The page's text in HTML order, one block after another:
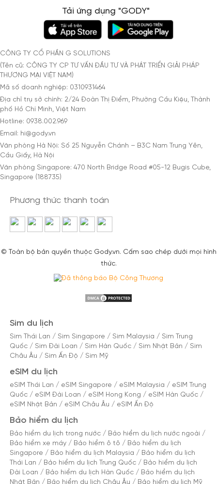
Tải ứng dụng "GODY"
CÔNG TY CỔ PHẦN G SOLUTIONS
(Tên cũ: CÔNG TY CP TƯ VẤN ĐẦU TƯ VÀ PHÁT TRIỂN GIẢI PHÁP
THƯƠNG MẠI VIỆT NAM)
Mã số doanh nghiệp: 0310931464
Địa chỉ trụ sở chính: 2/24 Đoàn Thị Điểm, Phường Cầu Kiệu, Thành
phố Hồ Chí Minh, Việt Nam
Hotline: 0938.002.969
Email: hi@gody.vn
Văn phòng Hà Nội: Số 25 Nguyễn Chánh – B3C Nam Trung Yên,
Cầu Giấy, Hà Nội
Văn phòng Singapore: 470 North Bridge Road #05-12 Bugis Cube,
Singapore (188735)
Phương thức thanh toán
© Toàn bộ bản quyền thuộc Gody.vn. Cấm sao chép dưới mọi hình
thức.
Sim du lịch
Sim Thái Lan / Sim Singapore / Sim Malaysia / Sim Trung
Quốc / Sim Đài Loan / Sim Hàn Quốc / Sim Nhật Bản / Sim
Châu Âu / Sim Ấn Độ / Sim Mỹ
eSIM du lịch
eSIM Thái Lan / eSIM Singapore / eSIM Malaysia / eSIM Trung
Quốc / eSIM Đài Loan / eSIM Hong Kong / eSIM Hàn Quốc /
eSIM Nhật Bản / eSIM Châu Âu / eSIM Ấn Độ
Bảo hiểm du lịch
Bảo hiểm du lịch trong nước / Bảo hiểm du lịch nước ngoài /
Bảo hiểm xe máy / Bảo hiểm ô tô / Bảo hiểm du lịch
Singapore / Bảo hiểm du lịch Malaysia / Bảo hiểm du lịch
Thái Lan / Bảo hiểm du lịch Trung Quốc / Bảo hiểm du lịch
Đài Loan / Bảo hiểm du lịch Hàn Quốc / Bảo hiểm du lịch
Nhật Bản / Bảo hiểm du lịch Châu Âu / Bảo hiểm du lịch Mỹ